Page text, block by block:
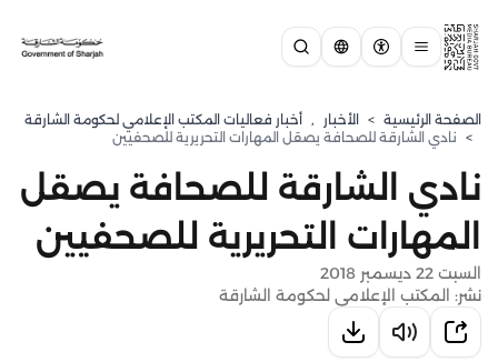
الصفحة الرئيسية > الأخبار , أخبار فعاليات المكتب الإعلامي لحكومة الشارقة
> نادي الشارقة للصحافة يصقل المهارات التحريرية للصحفيين
نادي الشارقة للصحافة يصقل
المهارات التحريرية للصحفيين
السبت 22 ديسمبر 2018
نشر: المكتب الإعلامي لحكومة الشارقة